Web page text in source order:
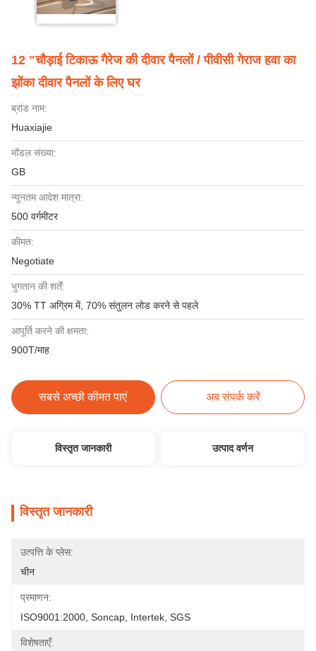
12 "चौड़ाई टिकाऊ गैरेज की दीवार पैनलों / पीवीसी गेराज हवा का
झोंका दीवार पैनलों के लिए घर
ब्रांड नाम:
Huaxiajie
मॉडल संख्या:
GB
न्यूनतम आदेश मात्रा:
500 वर्गमीटर
कीमत:
Negotiate
भुगतान की शर्तें:
30% TT अग्रिम में, 70% संतुलन लोड करने से पहले
आपूर्ति करने की क्षमता:
900T/माह
सबसे अच्छी कीमत पाएं अब संपर्क करें
विस्तृत जानकारी उत्पाद वर्णन
विस्तृत जानकारी
उत्पत्ति के प्लेस:
चीन
प्रमाणन:
ISO9001:2000, Soncap, Intertek, SGS
विशेषताएँ: